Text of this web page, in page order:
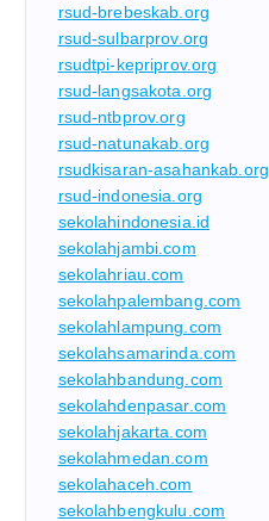
rsud-brebeskab.org
rsud-sulbarprov.org
rsudtpi-kepriprov.org
rsud-langsakota.org
rsud-ntbprov.org
rsud-natunakab.org
rsudkisaran-asahankab.org
rsud-indonesia.org
sekolahindonesia.id
sekolahjambi.com
sekolahriau.com
sekolahpalembang.com
sekolahlampung.com
sekolahsamarinda.com
sekolahbandung.com
sekolahdenpasar.com
sekolahjakarta.com
sekolahmedan.com
sekolahaceh.com
sekolahbengkulu.com